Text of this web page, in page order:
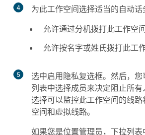
4 为此工作空间选择适当的自动话
允许通过分机拨打此工作空间
允许按名字或姓氏拨打此工
5 选中启用隐私复选框。然后，
列表中选择成员来决定阻止所
选择可以监控此工作空间的线
空间和虚拟线路。
如果您是位置管理员，下拉列